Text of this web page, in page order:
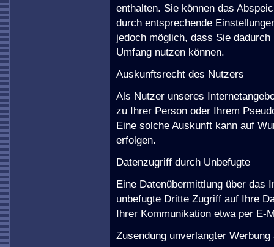
enthalten. Sie können das
durch entsprechende
jedoch möglich, dass Sie
Umfang nutzen können.
Auskunftsrecht des Nutzers
Als Nutzer unseres
zu Ihrer Person oder Ihrem
Eine solche Auskunft kann auf
erfolgen.
Datenzugriff durch Unbefugte
Eine Datenübermittlung über das
unbefugte Dritte Zugriff auf Ihre
Ihrer Kommunikation etwa per E-
Zusendung unverlangter Werbung